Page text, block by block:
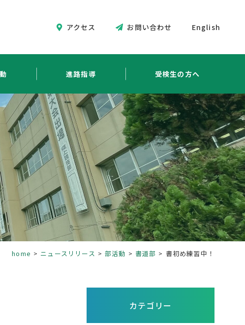
進路指導 受検生の方へ
アクセス お問い合わせ English
home ニュースリリース 部活動 書道部 書初め練習中！
カテゴリー